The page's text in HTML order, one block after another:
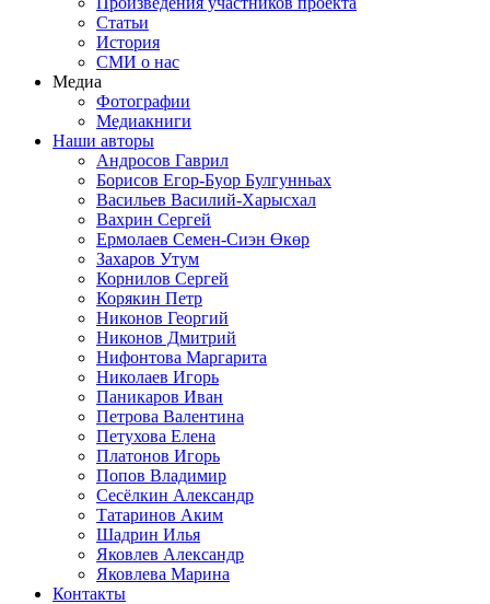
Статьи
История
СМИ о нас
Медиа
Фотографии
Медиакниги
Наши авторы
Андросов Гаврил
Борисов Егор-Буор Булгунньах
Васильев Василий-Харысхал
Вахрин Сергей
Ермолаев Семен-Сиэн Өкөр
Захаров Утум
Корнилов Сергей
Корякин Петр
Никонов Георгий
Никонов Дмитрий
Нифонтова Маргарита
Николаев Игорь
Паникаров Иван
Петрова Валентина
Петухова Елена
Платонов Игорь
Попов Владимир
Сесёлкин Александр
Татаринов Аким
Шадрин Илья
Яковлев Александр
Яковлева Марина
Контакты